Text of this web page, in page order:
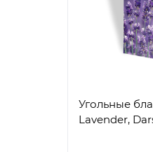
Угольные
Lavender,